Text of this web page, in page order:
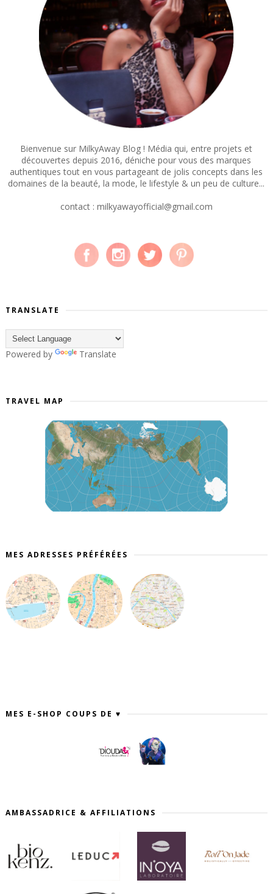
Bienvenue sur MilkyAway Blog ! Média qui, entre projets et
découvertes depuis 2016, déniche pour vous des marques
authentiques tout en vous partageant de jolis concepts dans les
domaines de la beauté, la mode, le lifestyle & un peu de culture...
contact : milkyawayofficial@gmail.com
TRANSLATE
Powered by Translate
TRAVEL MAP
MES ADRESSES PRÉFÉRÉES
MES E-SHOP COUPS DE ♥
AMBASSADRICE & AFFILIATIONS